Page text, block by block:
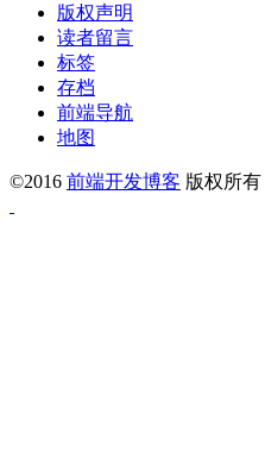
版权声明
读者留言
标签
存档
前端导航
地图
©2016 前端开发博客 版权所有